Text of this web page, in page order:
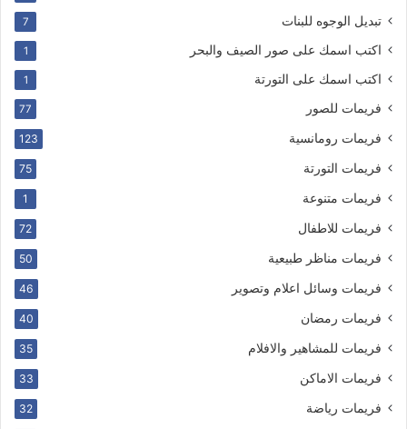
تبديل الوجوه للبنات 7
اكتب اسمك على صور الصيف والبحر 1
اكتب اسمك على التورتة 1
فريمات للصور 77
فريمات رومانسية 123
فريمات التورتة 75
فريمات متنوعة 1
فريمات للاطفال 72
فريمات مناظر طبيعية 50
فريمات وسائل اعلام وتصوير 46
فريمات رمضان 40
فريمات للمشاهير والافلام 35
فريمات الاماكن 33
فريمات رياضة 32